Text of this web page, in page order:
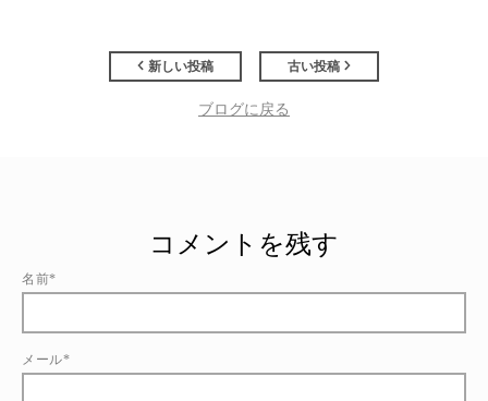
新しい投稿 古い投稿
ブログに戻る
コメントを残す
名前*
メール*